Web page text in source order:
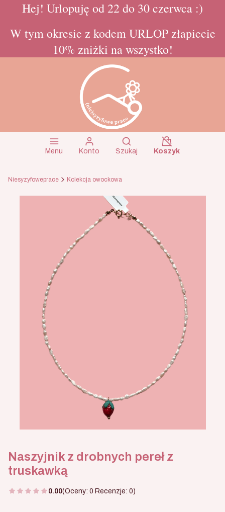
Hej! Urlopuję od 22 do 30 czerwca :)
W tym okresie z kodem URLOP złapiecie
10% zniżki na wszystko!
Menu Konto
Otwórz wyszukiwarkę
Szukaj
Koszyk
Koszyk
Niesyzyfoweprace Kolekcja owockowa
Naszyjnik z drobnych pereł z
truskawką
0.00(Oceny: 0 Recenzje: 0)